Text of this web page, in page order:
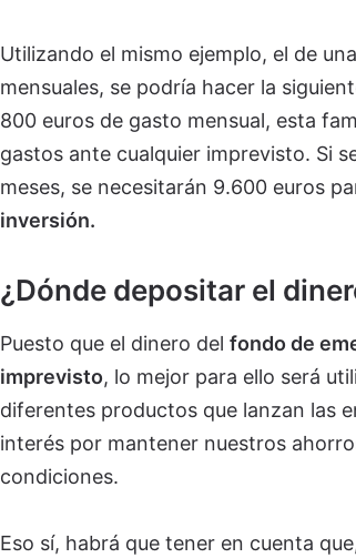
Utilizando el mismo ejemplo, el de
mensuales, se podría hacer la
800 euros de gasto mensual, esta
gastos ante cualquier imprevisto. Si
meses, se necesitarán 9.600 euros
inversión.
¿Dónde depositar el
Puesto que el dinero del fondo de
imprevisto, lo mejor para ello será
diferentes productos que lanzan las
interés por mantener nuestros
condiciones.
Eso sí, habrá que tener en cuenta